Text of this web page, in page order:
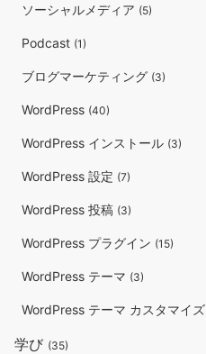
ソーシャルメディア (5)
Podcast (1)
ブログマーケティング (3)
WordPress (40)
WordPress インストール (3)
WordPress 設定 (7)
WordPress 投稿 (3)
WordPress プラグイン (15)
WordPress テーマ (3)
WordPress テーマ カスタマイズ
学び (35)